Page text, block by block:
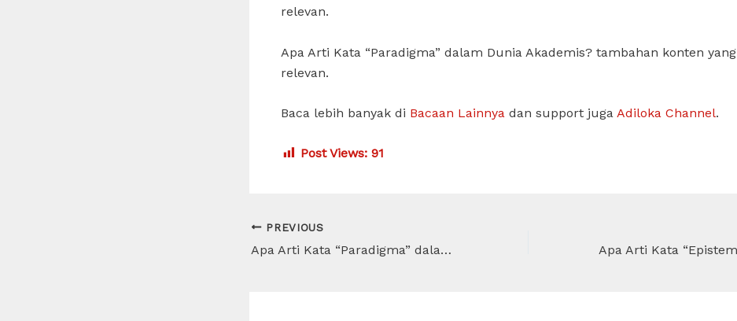
relevan.
Apa Arti Kata “Paradigma” dalam Dunia Akademis? tambahan konten yang
relevan.
Baca lebih banyak di Bacaan Lainnya dan support juga Adiloka Channel.
Post Views: 91
Post
navigation
PREVIOUS
Apa Arti Kata “Paradigma” dalam Dunia Akademis dan Penggunaannya?